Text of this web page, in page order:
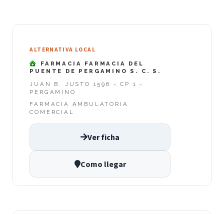
ALTERNATIVA LOCAL
FARMACIA FARMACIA DEL
PUENTE DE PERGAMINO S. C. S.
JUAN B. JUSTO 1596 - CP 1 -
PERGAMINO
FARMACIA AMBULATORIA
COMERCIAL
Ver ficha
Como llegar